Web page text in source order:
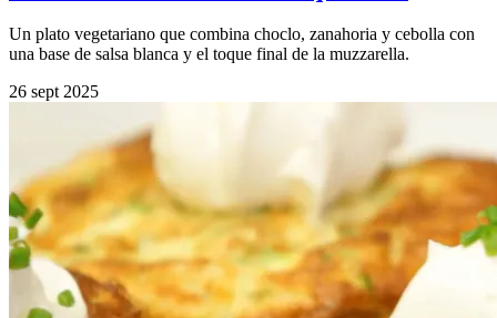
Un plato vegetariano que combina choclo, zanahoria y cebolla con
una base de salsa blanca y el toque final de la muzzarella.
26 sept 2025